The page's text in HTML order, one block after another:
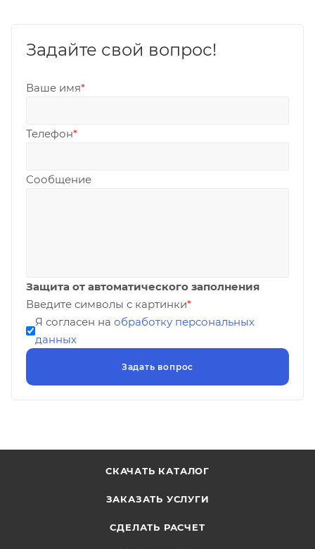
Задайте свой вопрос!
Ваше имя*
Телефон*
Сообщение
Защита от автоматического заполнения
Введите символы с картинки*
Я согласен на обработку персональных
данных
СКАЧАТЬ КАТАЛОГ
ЗАКАЗАТЬ УСЛУГИ
СДЕЛАТЬ РАСЧЕТ